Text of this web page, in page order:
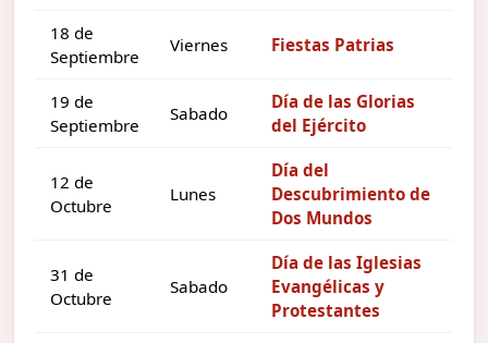
18 de
Septiembre
Viernes Fiestas Patrias
19 de
Septiembre
Sabado
Día de las Glorias
del Ejército
12 de
Octubre
Lunes
Día del
Descubrimiento de
Dos Mundos
31 de
Octubre
Sabado
Día de las Iglesias
Evangélicas y
Protestantes